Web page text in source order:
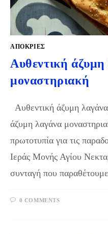
ΑΠΌΚΡΙΕΣ
Αυθεντική άζυμη
μοναστηριακή
Αυθεντική άζυμη
άζυμη λαγάνα
πρωτοτυπία για τις
Ιεράς Μονής Αγίου
συνταγή που
0 COMMENTS